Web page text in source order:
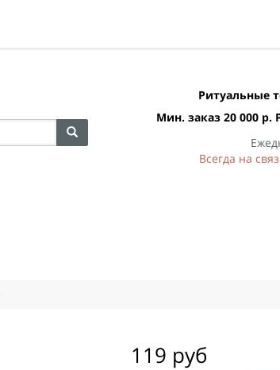
Ритуальные
Мин. заказ 20 000
Всегда на
119 руб